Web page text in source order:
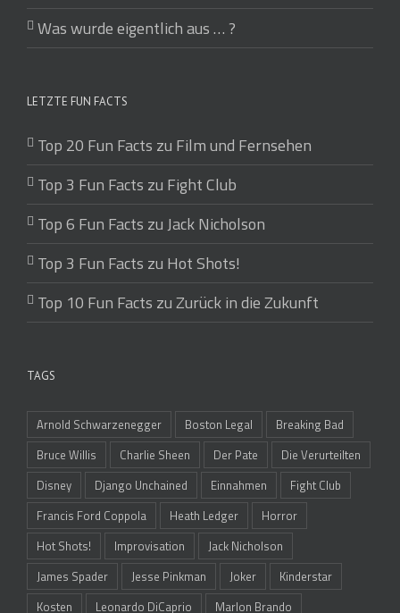
Was wurde eigentlich aus … ?
LETZTE FUN FACTS
Top 20 Fun Facts zu Film und Fernsehen
Top 3 Fun Facts zu Fight Club
Top 6 Fun Facts zu Jack Nicholson
Top 3 Fun Facts zu Hot Shots!
Top 10 Fun Facts zu Zurück in die Zukunft
TAGS
Arnold Schwarzenegger Boston Legal
Breaking Bad
Bruce Willis
Charlie Sheen Der Pate
Die Verurteilten
Disney
Django Unchained Einnahmen
Fight Club
Francis Ford Coppola
Heath Ledger
Horror
Hot Shots!
Improvisation
Jack Nicholson
James Spader
Jesse Pinkman Joker
Kinderstar
Kosten
Leonardo DiCaprio Marlon Brando